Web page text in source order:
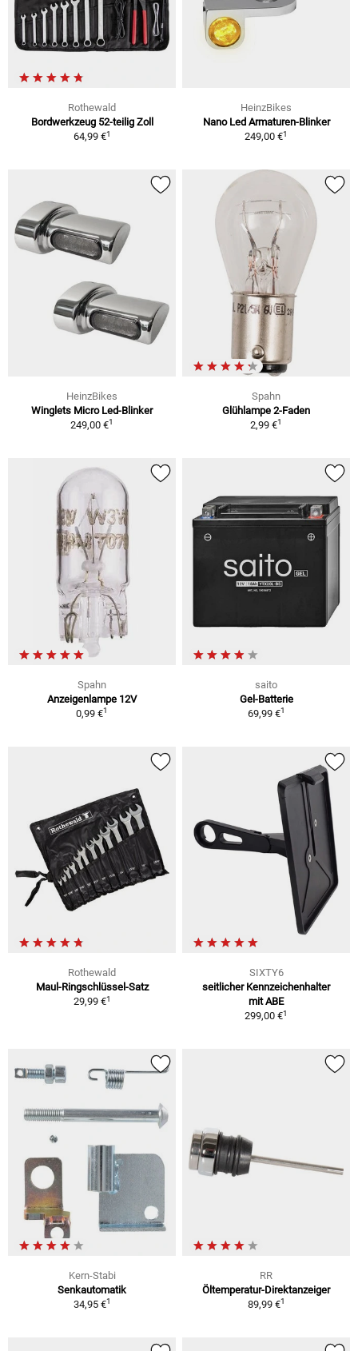
Rothewald
Bordwerkzeug 52-teilig Zoll
64,99 €1
HeinzBikes
Nano Led Armaturen-Blinker
249,00 €1
HeinzBikes
Winglets Micro Led-Blinker
249,00 €1
Spahn
Glühlampe 2-Faden
2,99 €1
Spahn
Anzeigenlampe 12V
0,99 €1
saito
Gel-Batterie
69,99 €1
Rothewald
Maul-Ringschlüssel-Satz
29,99 €1
SIXTY6
seitlicher Kennzeichenhalter
mit ABE
299,00 €1
Kern-Stabi
Senkautomatik
34,95 €1
RR
Öltemperatur-Direktanzeiger
89,99 €1